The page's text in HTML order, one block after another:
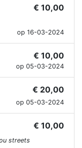
€ 10,00
op 16-03-2024
€ 10,00
op 05-03-2024
€ 20,00
op 05-03-2024
€ 10,00
streets